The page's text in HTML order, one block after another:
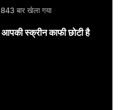
बार खेला गया
स्क्रीन काफी छोटी है